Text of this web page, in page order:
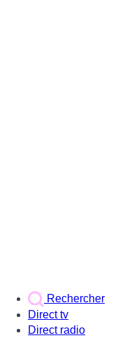
Rechercher
Direct tv
Direct radio